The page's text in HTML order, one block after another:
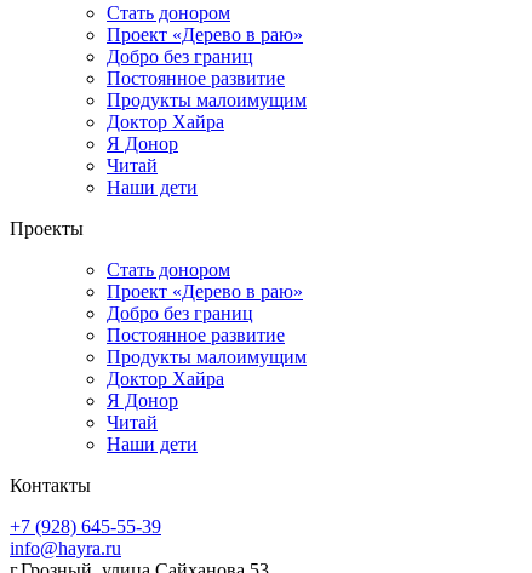
Стать донором
Проект «Дерево в раю»
Добро без границ
Постоянное развитие
Продукты малоимущим
Доктор Хайра
Я Донор
Читай
Наши дети
Проекты
Стать донором
Проект «Дерево в раю»
Добро без границ
Постоянное развитие
Продукты малоимущим
Доктор Хайра
Я Донор
Читай
Наши дети
Контакты
+7 (928) 645-55-39
info@hayra.ru